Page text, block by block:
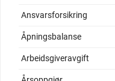
Ansvarsforsikring
Åpningsbalanse
Arbeidsgiveravgift